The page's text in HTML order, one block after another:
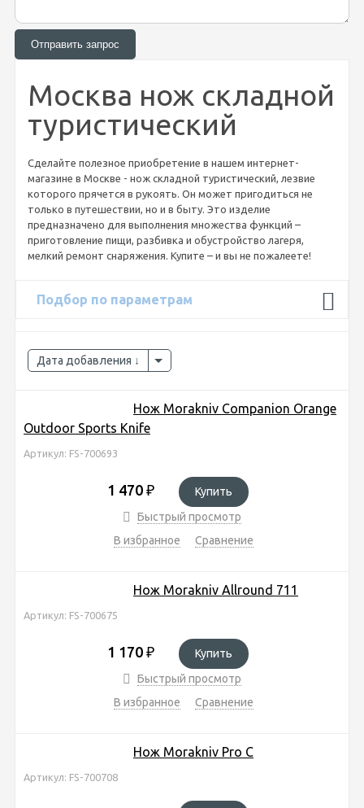
Москва нож складной
туристический
Сделайте полезное приобретение в нашем интернет-
магазине в Москве - нож складной туристический, лезвие
которого прячется в рукоять. Он может пригодиться не
только в путешествии, но и в быту. Это изделие
предназначено для выполнения множества функций –
приготовление пищи, разбивка и обустройство лагеря,
мелкий ремонт снаряжения. Купите – и вы не пожалеете!
Подбор по параметрам
Дата добавления
Нож Morakniv Companion Orange
Outdoor Sports Knife
Артикул: FS-700693
1 470 ₽
Купить
Быстрый просмотр
В избранное
Сравнение
Нож Morakniv Allround 711
Артикул: FS-700675
1 170 ₽
Купить
Быстрый просмотр
В избранное
Сравнение
Нож Morakniv Pro C
Артикул: FS-700708